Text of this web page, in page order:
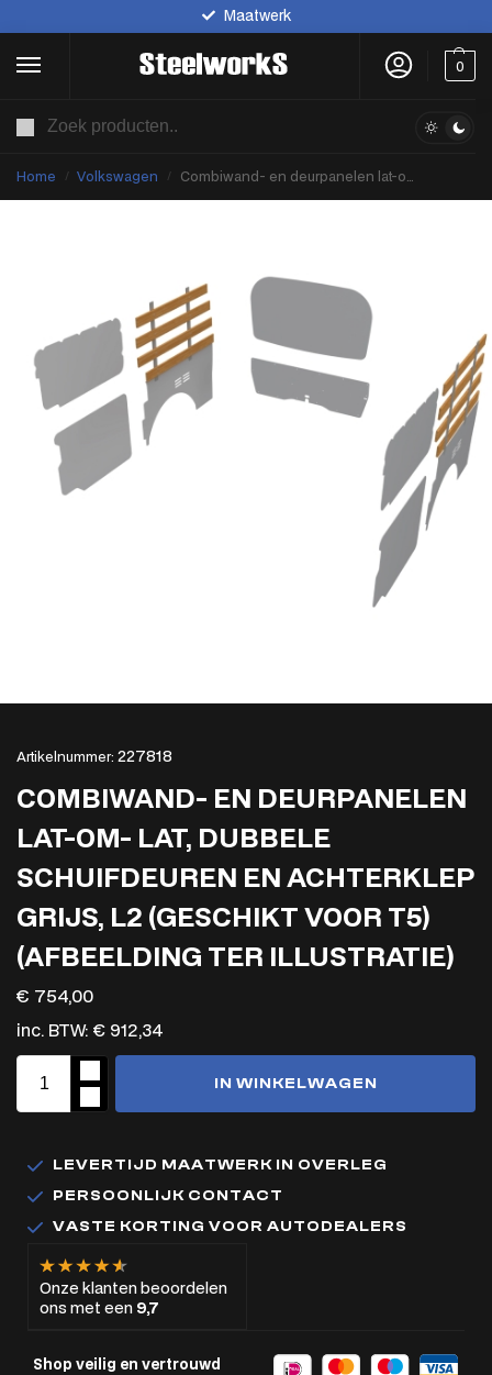
Maatwerk
ZOEKEN
0
Home / Volkswagen / Combiwand- en deurpanelen lat-om- lat, dubbele schuifdeuren en achterklep grijs, L2 (Geschikt voor T5) (afbeelding ter illustratie)
Artikelnummer: 227818
COMBIWAND- EN DEURPANELEN
LAT-OM- LAT, DUBBELE
SCHUIFDEUREN EN ACHTERKLEP
GRIJS, L2 (GESCHIKT VOOR T5)
(AFBEELDING TER ILLUSTRATIE)
€ 754,00
inc. BTW: € 912,34
IN WINKELWAGEN
LEVERTIJD MAATWERK IN OVERLEG
PERSOONLIJK CONTACT
VASTE KORTING VOOR AUTODEALERS
Onze klanten beoordelen
ons met een 9,7
Shop veilig en vertrouwd